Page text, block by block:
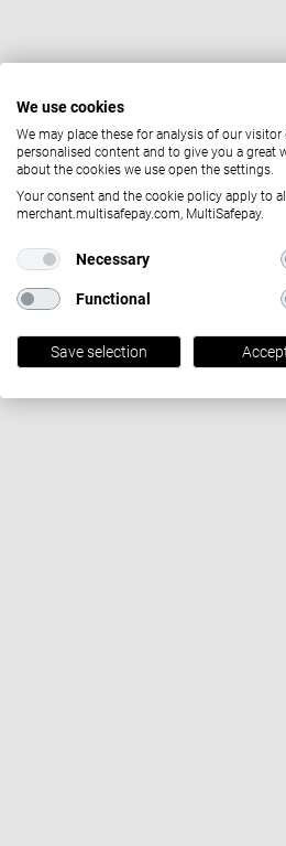
We use cookies
We may place these for analysis of our
personalised content and to give you a great
about the cookies we use open the settings.
Your consent and the cookie policy apply to
merchant.multisafepay.com, MultiSafepay.
Necessary
Functional
Save selection Accept